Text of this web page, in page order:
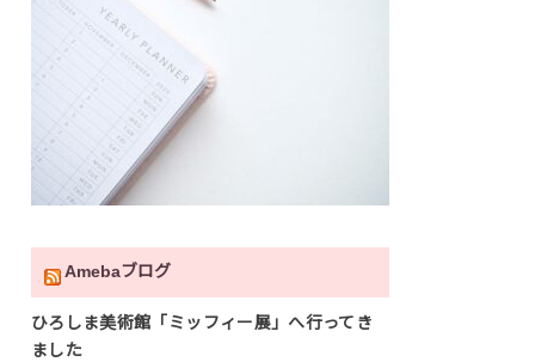
Amebaブログ
ひろしま美術館「ミッフィー展」へ行ってき
ました